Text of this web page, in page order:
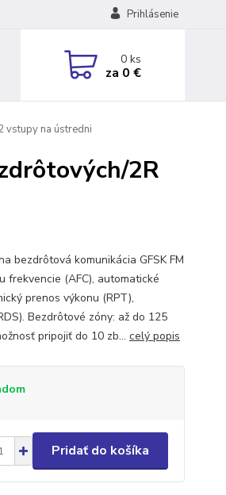
Prihlásenie
0ks
za 0 €
vstupy na ústredni
2R
bezdrôtová komunikácia GFSK FM
frekvencie (AFC), automatické
prenos výkonu (RPT),
Bezdrôtové zóny: až do 125
pripojiť do 10 zb... celý popis
Pridať do košíka